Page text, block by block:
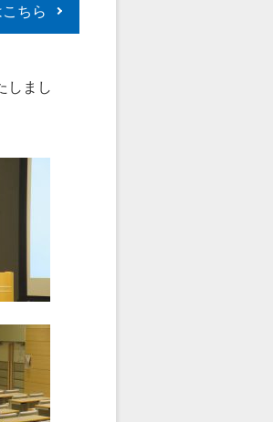
ちら
しまし